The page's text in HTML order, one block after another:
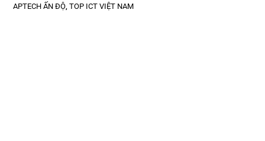
APTECH ẤN ĐỘ TOP ICT VIỆT NAM